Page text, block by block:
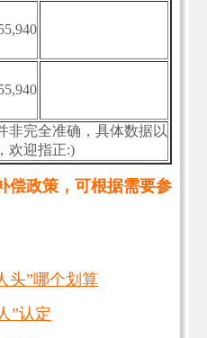
非完全准确，具体数据以
欢迎指正:)
偿政策，可根据需要参
头”哪个划算
”认定